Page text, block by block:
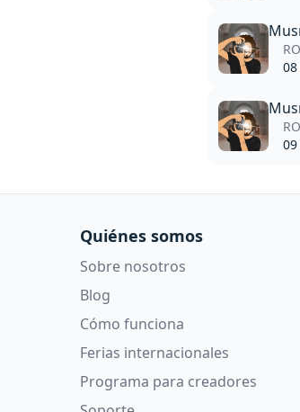
Quiénes somos
Sobre nosotros
Blog
Cómo funciona
Ferias internacionales
Programa para creadores